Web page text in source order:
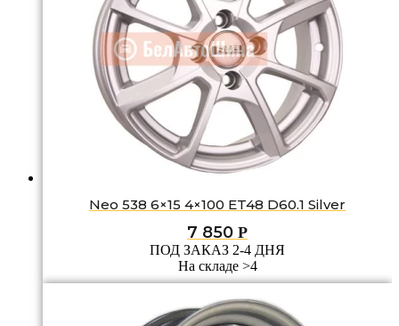
Neo 538 6×15 4×100 ET48 D60.1 Silver
7 850 Р
ПОД ЗАКАЗ 2-4 ДНЯ
На складе >4